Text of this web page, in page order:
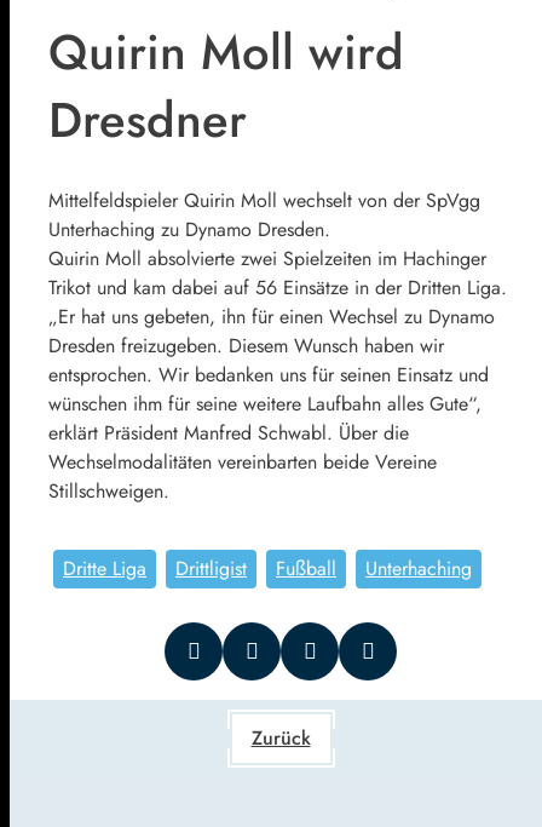
Quirin Moll wird
Dresdner
Mittelfeldspieler Quirin Moll wechselt von der SpVgg
Unterhaching zu Dynamo Dresden.
Quirin Moll absolvierte zwei Spielzeiten im Hachinger
Trikot und kam dabei auf 56 Einsätze in der Dritten Liga.
„Er hat uns gebeten, ihn für einen Wechsel zu Dynamo
Dresden freizugeben. Diesem Wunsch haben wir
entsprochen. Wir bedanken uns für seinen Einsatz und
wünschen ihm für seine weitere Laufbahn alles Gute“,
erklärt Präsident Manfred Schwabl. Über die
Wechselmodalitäten vereinbarten beide Vereine
Stillschweigen.
Dritte Liga Drittligist Fußball Unterhaching
Zurück